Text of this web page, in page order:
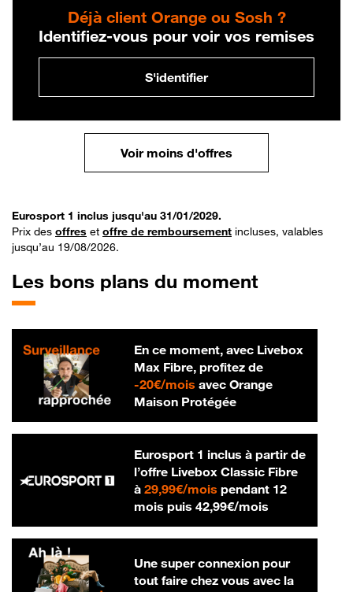
Déjà client Orange ou Sosh ?
Identifiez-vous pour voir vos remises
S'identifier
Voir moins d'offres
Eurosport 1 inclus jusqu'au 31/01/2029.
Prix des offres et offre de remboursement incluses, valables
jusqu’au 19/08/2026.
Les bons plans du moment
En ce moment, avec Livebox
Max Fibre, profitez de
-20€/mois20 € par mois
avec Orange
Maison Protégée
Eurosport 1 inclus à partir de
l’offre Livebox Classic Fibre
à 29,99€/mois29,99 € par mois
pendant 12
mois puis 42,99€/mois42,99 € par
Une super connexion pour
tout faire chez vous avec la